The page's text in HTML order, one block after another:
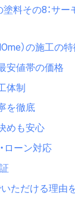
料その8：サー
）の施工の
安値帯の価格
体制​
を徹底​
めも安心​
ローン対応
ただける理由